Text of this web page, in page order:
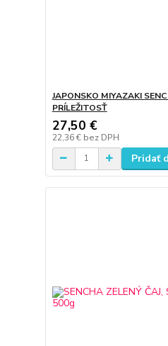
JAPONSKO MIYAZAKI
PRÍLEŽITOSŤ
27,50 €
22,36 € bez DPH
Pridať